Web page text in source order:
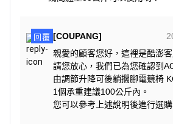
回覆 [COUPANG]
親愛的顧客您好，這裡是酷澎客
請您放心，我們已為您確認到
由調節升降可後躺擱腳電競椅
1個承重建議100公斤內。
您可以參考上述說明後進行選購